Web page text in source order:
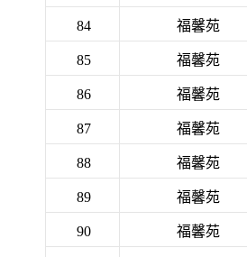
84 福馨苑
85 福馨苑
86 福馨苑
87 福馨苑
88 福馨苑
89 福馨苑
90 福馨苑